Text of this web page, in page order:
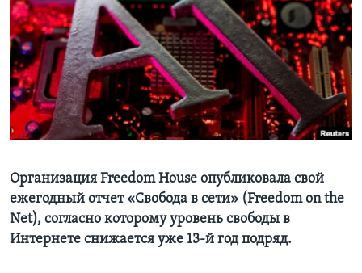
Learning English
СОЦИАЛЬНЫЕ СЕТИ
Организация Freedom House опубликовала свой
ежегодный отчет «Свобода в сети» (Freedom on the
Net), согласно которому уровень свободы в
Интернете снижается уже 13-й год подряд.